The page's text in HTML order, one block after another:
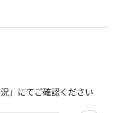
」にてご確認ください